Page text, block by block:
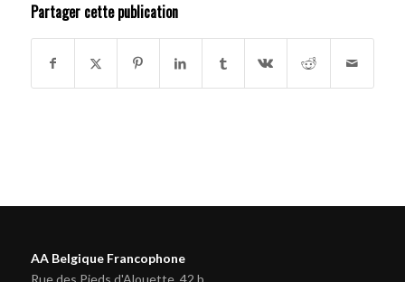
Partager cette publication
AA Belgique Francophone
Rue des Pieds d'Alouette, 42 b